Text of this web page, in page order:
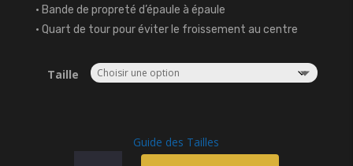
• Bande de propreté d’épaule à épaule
• Quart de tour pour éviter le froissement au centre
Taille
Guide des Tailles